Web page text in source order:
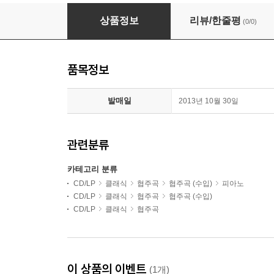
Sviatoslav Richter 프로코피에프: 피아노 협
상품정보 리뷰/한줄평 (0/0)
품목정보
발매일 2013년 10월 30일
관련분류
카테고리 분류
CD/LP 클래식 협주곡 협주곡 (수입)
피아노
CD/LP
클래식 협주곡
협주곡 (수입)
CD/LP
클래식 협주곡
이 상품의 이벤트 (1개)